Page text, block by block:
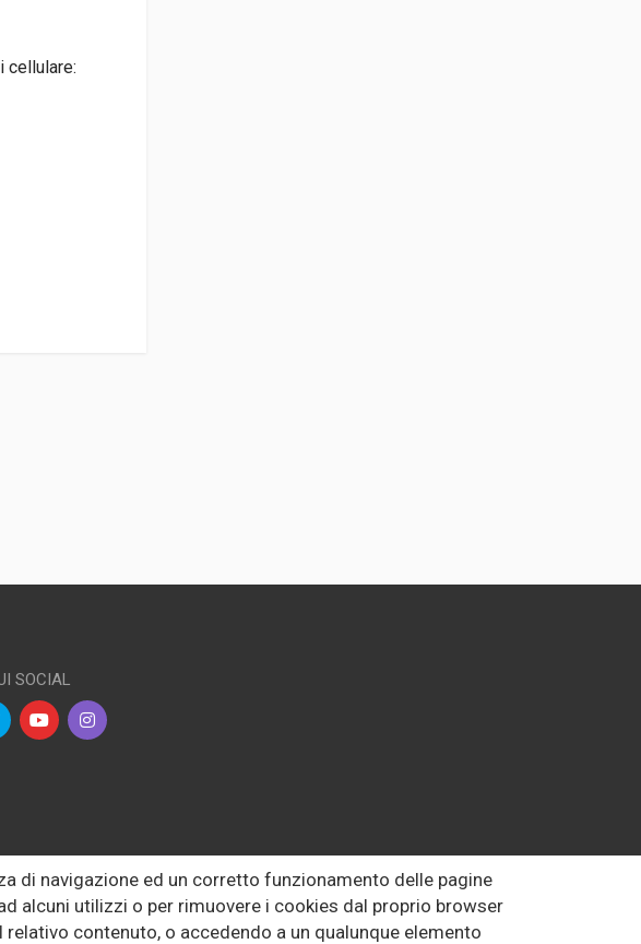
cellulare:
SOCIAL
di navigazione ed un corretto funzionamento delle pagine
alcuni utilizzi o per rimuovere i cookies dal proprio browser
contenuto, o accedendo a un qualunque elemento